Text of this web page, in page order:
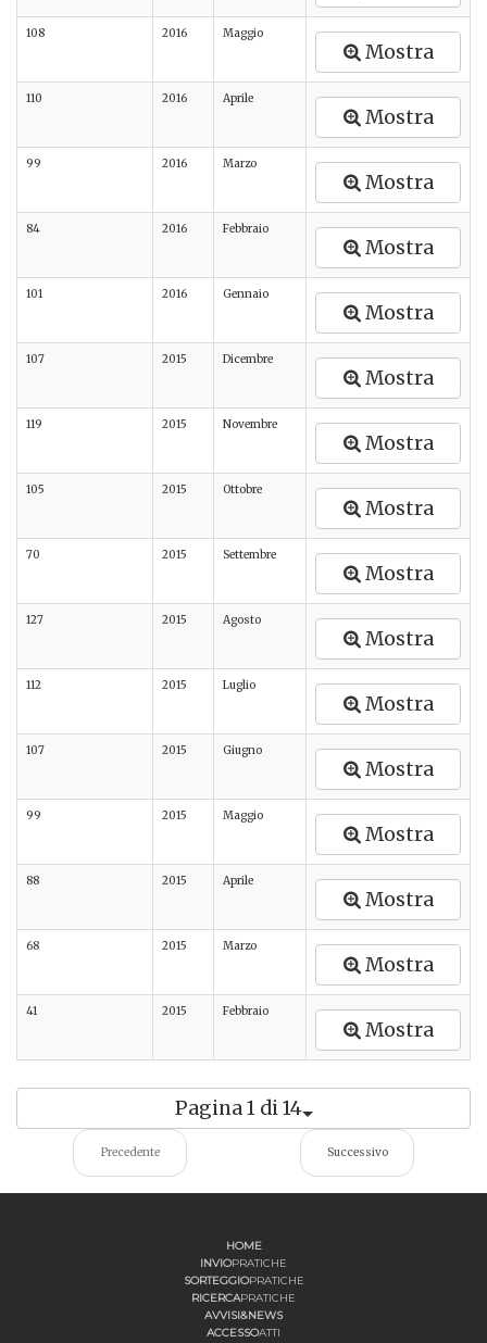
108 2016 Maggio
Mostra
110 2016 Aprile
Mostra
99 2016 Marzo
Mostra
84 2016 Febbraio
Mostra
101 2016 Gennaio
Mostra
107 2015 Dicembre
Mostra
119 2015 Novembre
Mostra
105 2015 Ottobre
Mostra
70 2015 Settembre
Mostra
127 2015 Agosto
Mostra
112 2015 Luglio
Mostra
107 2015 Giugno
Mostra
99 2015 Maggio
Mostra
88 2015 Aprile
Mostra
68 2015 Marzo
Mostra
41 2015 Febbraio
Mostra
Pagina 1 di 14
Precedente Successivo
HOME
INVIOPRATICHE
SORTEGGIOPRATICHE
RICERCAPRATICHE
AVVISI&NEWS
ACCESSOATTI